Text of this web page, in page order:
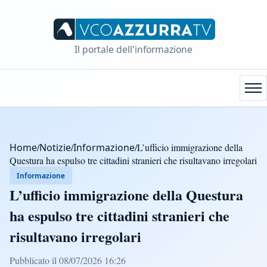
Il portale dell'informazione
Home/Notizie/Informazione/L’ufficio immigrazione della
Questura ha espulso tre cittadini stranieri che risultavano irregolari
Informazione
L’ufficio immigrazione della Questura
ha espulso tre cittadini stranieri che
risultavano irregolari
Pubblicato il 08/07/2026 16:26